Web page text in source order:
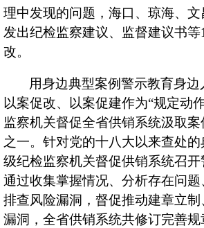
理中发现的问题，海口、琼海、
发出纪检监察建议、监督建议书
改。
用身边典型案例警示教育身边
以案促改、以案促建作为“规定动
监察机关督促全省供销系统汲取
之一。针对党的十八大以来查处
级纪检监察机关督促供销系统召开
通过收集掌握情况、分析存在问题
排查风险漏洞，督促推动建章立
漏洞，全省供销系统共修订完善